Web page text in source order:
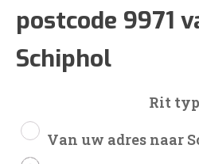
tot
postcode 9971
Schiphol
Rit
Van uw adres naar